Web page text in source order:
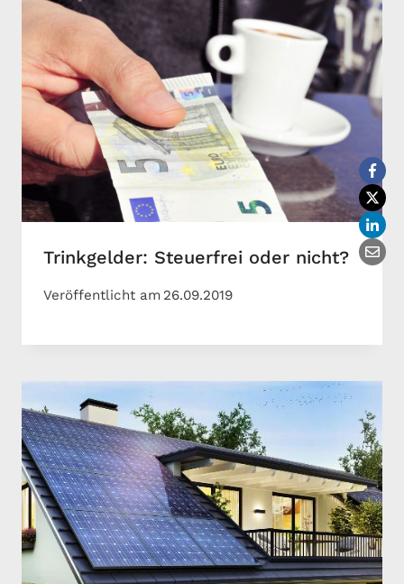
Trinkgelder: Steuerfrei oder nicht?
Veröffentlicht am 26.09.2019